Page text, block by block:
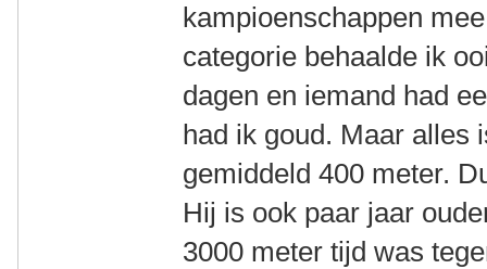
kampioenschappen
categorie behaalde ik
dagen en iemand had
had ik goud. Maar alles
gemiddeld 400 meter.
Hij is ook paar jaar
3000 meter tijd was